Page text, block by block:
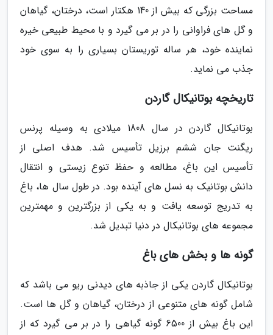
مساحت بزرگی که بیش از 140 هکتار است، درختان، گیاهان
و گل های فراوانی را در بر می گیرد و با محیط طبیعی خیره
نماینده خود، هر ساله توریستان بسیاری را به سوی خود
جذب می نماید.
تاریخچه بوتانیکال گاردن
بوتانیکال گاردن در سال 1808 میلادی به وسیله پرنس
ریگنت جان ششم برزیل تأسیس شد. هدف اصلی از
تأسیس این باغ، مطالعه و حفظ تنوع زیستی و انتقال
دانش بوتانیک به نسل های آینده بود. در طول سال ها، باغ
به تدریج توسعه یافت و به یکی از بزرگترین و مهمترین
مجموعه های بوتانیکال در دنیا تبدیل شد.
گونه ها و بخش های باغ
بوتانیکال گاردن یکی از جاذبه های دیدنی ریو می باشد که
شامل گونه های متنوعی از درختان، گیاهان و گل ها است.
این باغ بیش از 6500 گونه گیاهی را در بر می گیرد که از